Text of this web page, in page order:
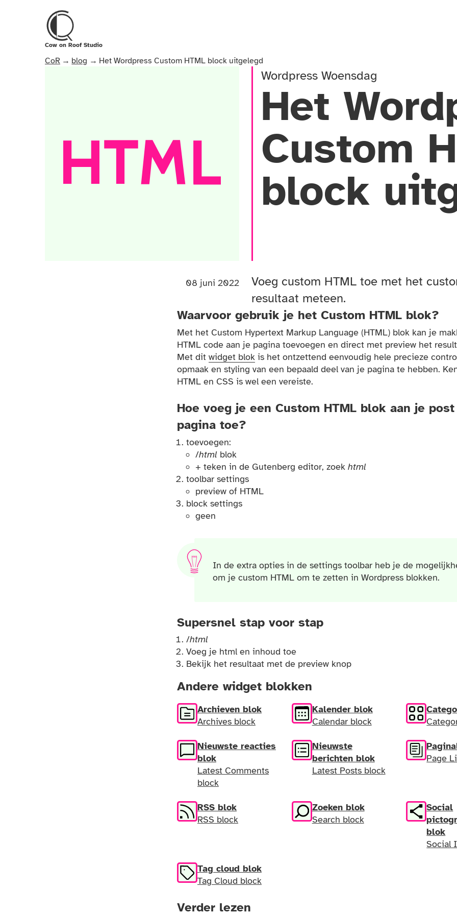
Skip naar inhoud
Cow on Roof Studio
CoR blog Het Wordpress Custom HTML block uitgelegd
Wordpress Woensdag
Het
Custom
block
08 juni 2022
Voeg custom HTML toe met het
resultaat meteen.
Waarvoor gebruik je het Custom HTML blok?
Met het Custom Hypertext Markup Language (HTML) blok kan je
HTML code aan je pagina toevoegen en direct met preview het
Met dit widget blok is het ontzettend eenvoudig hele precieze
opmaak en styling van een bepaald deel van je pagina te hebben.
HTML en CSS is wel een vereiste.
Hoe voeg je een Custom HTML blok aan je
pagina toe?
toevoegen:
/html blok
+ teken in de Gutenberg editor, zoek html
toolbar settings
preview of HTML
block settings
geen
Ook handig om te weten
In de extra opties in de settings toolbar heb je de
om je custom HTML om te zetten in Wordpress blokken.
Supersnel stap voor stap
/html
Voeg je html en inhoud toe
Bekijk het resultaat met de preview knop
Andere widget blokken
Archieven blok
Archives block
Kalender blok
Calendar block
Nieuwste reacties
blok
Latest Comments
block
Nieuwste
berichten blok
Latest Posts block
Page
RSS blok
RSS block
Zoeken blok
Search block
Social
blok
Social
Tag cloud blok
Tag Cloud block
Verder lezen